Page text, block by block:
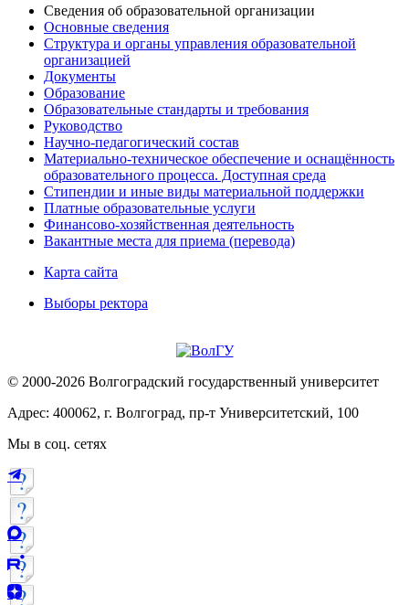
Сведения об образовательной организации
Основные сведения
Структура и органы управления образовательной
организацией
Документы
Образование
Образовательные стандарты и требования
Руководство
Научно-педагогический состав
Материально-техническое обеспечение и оснащённость
образовательного процесса. Доступная среда
Стипендии и иные виды материальной поддержки
Платные образовательные услуги
Финансово-хозяйственная деятельность
Вакантные места для приема (перевода)
Карта сайта
Выборы ректора
© 2000-2026 Волгоградский государственный университет
Адрес: 400062, г. Волгоград, пр-т Университетский, 100
Мы в соц. сетях